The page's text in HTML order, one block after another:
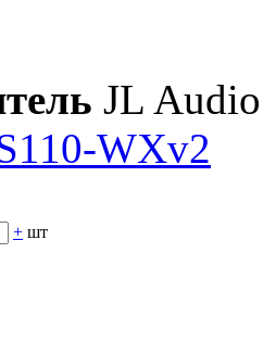
JL Audio
WXv2
+ шт